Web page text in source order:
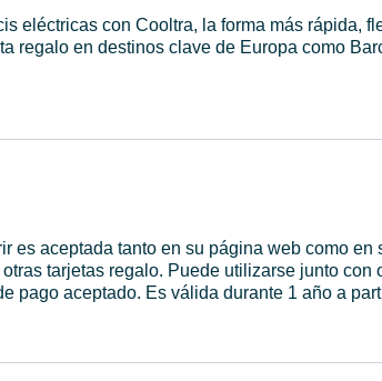
eléctricas con Cooltra, la forma más rápida,
regalo en destinos clave de Europa como
es aceptada tanto en su página web como
tarjetas regalo. Puede utilizarse junto con
pago aceptado. Es válida durante 1 año a